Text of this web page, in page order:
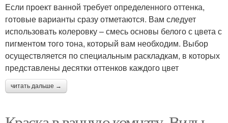
Если проект ванной требует определенного оттенка,
готовые варианты сразу отметаются. Вам следует
использовать колеровку – смесь основы белого с цвета с
пигментом того тона, который вам необходим. Выбор
осуществляется по специальным раскладкам, в которых
представлены десятки оттенков каждого цвет
читать дальше →